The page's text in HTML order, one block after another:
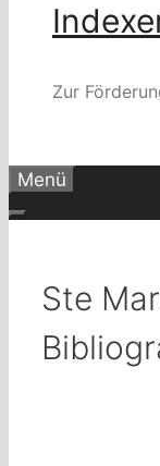
Zur
Menü
Ste